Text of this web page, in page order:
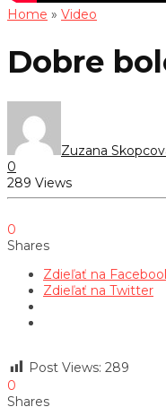
Home » Video
Dobre
Zuzana
0
289 Views
0
Shares
Zdieľať na
Zdieľať na Twitter
Post Views: 289
0
Shares